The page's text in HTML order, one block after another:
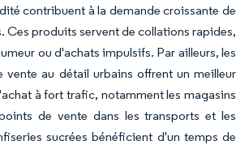
contribuent à la demande croissante de
Ces produits servent de collations rapides,
ou d'achats impulsifs. Par ailleurs, les
vente au détail urbains offrent un meilleur
à fort trafic, notamment les magasins
de vente dans les transports et les
sucrées bénéficient d'un temps de